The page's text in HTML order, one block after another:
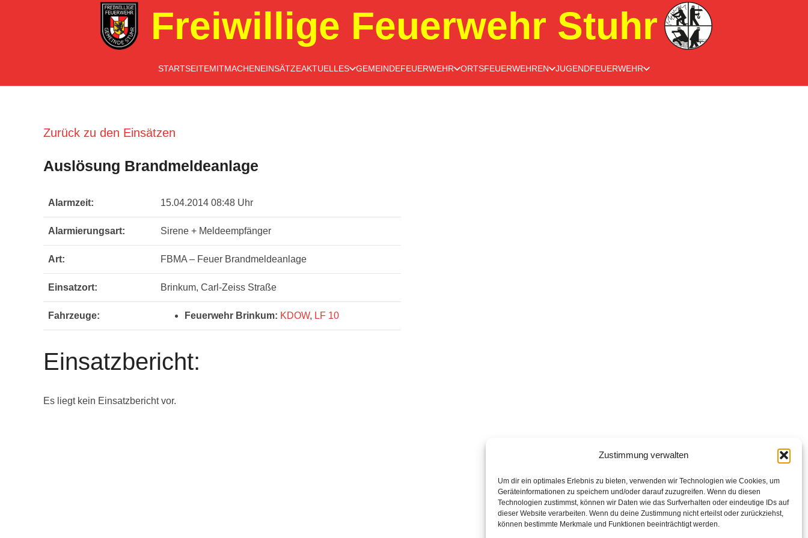
Zustimmung verwalten
Um dir ein optimales Erlebnis zu bieten, verwenden wir Technologien wie Cookies, um
Geräteinformationen zu speichern und/oder darauf zuzugreifen. Wenn du diesen
Technologien zustimmst, können wir Daten wie das Surfverhalten oder eindeutige IDs auf
dieser Website verarbeiten. Wenn du deine Zustimmung nicht erteilst oder zurückziehst,
können bestimmte Merkmale und Funktionen beeinträchtigt werden.
Freiwillige Feuerwehr Stuhr
STARTSEITEMITMACHENEINSÄTZEAKTUELLES GEMEINDEFEUERWEHR ORTSFEUERWEHREN JUGENDFEUERWEHR
Zurück zu den Einsätzen
Auslösung Brandmeldeanlage
Alarmzeit: 15.04.2014 08:48 Uhr
Alarmierungsart: Sirene + Meldeempfänger
Art: FBMA – Feuer Brandmeldeanlage
Einsatzort: Brinkum, Carl-Zeiss Straße
Fahrzeuge: Feuerwehr Brinkum: KDOW, LF 10
Einsatzbericht:
Es liegt kein Einsatzbericht vor.